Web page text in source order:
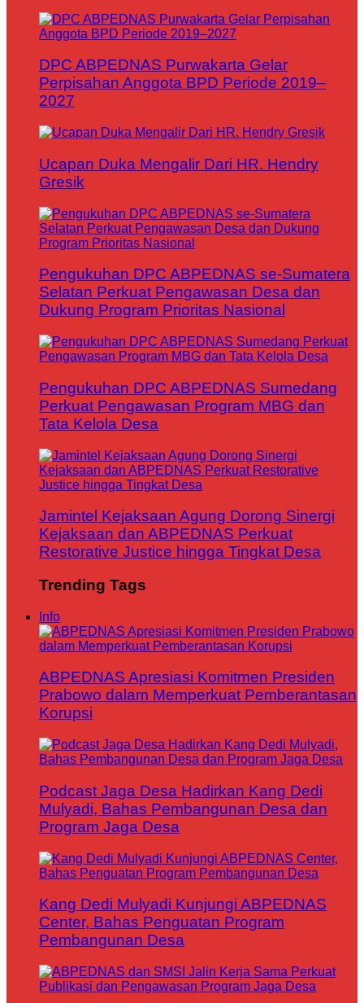
DPC ABPEDNAS Purwakarta Gelar
Perpisahan Anggota BPD Periode 2019–
2027
Ucapan Duka Mengalir Dari HR. Hendry
Gresik
Pengukuhan DPC ABPEDNAS se-Sumatera
Selatan Perkuat Pengawasan Desa dan
Dukung Program Prioritas Nasional
Pengukuhan DPC ABPEDNAS Sumedang
Perkuat Pengawasan Program MBG dan
Tata Kelola Desa
Jamintel Kejaksaan Agung Dorong Sinergi
Kejaksaan dan ABPEDNAS Perkuat
Restorative Justice hingga Tingkat Desa
Trending Tags
Info
ABPEDNAS Apresiasi Komitmen Presiden
Prabowo dalam Memperkuat Pemberantasan
Korupsi
Podcast Jaga Desa Hadirkan Kang Dedi
Mulyadi, Bahas Pembangunan Desa dan
Program Jaga Desa
Kang Dedi Mulyadi Kunjungi ABPEDNAS
Center, Bahas Penguatan Program
Pembangunan Desa